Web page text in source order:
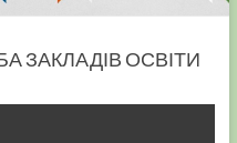
ЗАКЛАДІВ ОСВІТИ